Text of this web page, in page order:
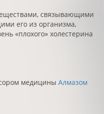
связывающими
его из организма,
«плохого» холестерина
медицины Алмазом